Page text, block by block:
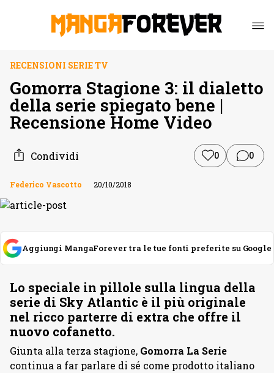
RECENSIONI SERIE TV
Gomorra Stagione 3: il dialetto
della serie spiegato bene |
Recensione Home Video
Condividi 0 0
Federico Vascotto 20/10/2018
Aggiungi MangaForever tra le tue fonti preferite su Google
Lo speciale in pillole sulla lingua della
serie di Sky Atlantic è il più originale
nel ricco parterre di extra che offre il
nuovo cofanetto.
Giunta alla terza stagione, Gomorra La Serie
continua a far parlare di sé come prodotto italiano